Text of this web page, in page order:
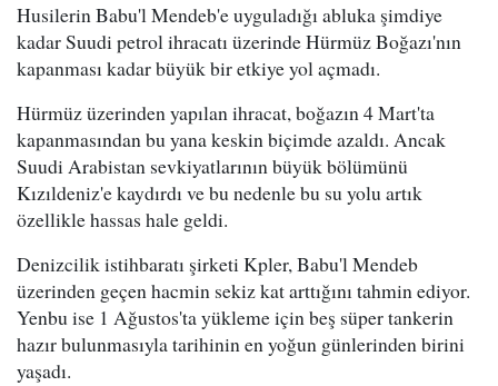
Husilerin Babu'l Mendeb'e uyguladığı abluka şimdiye
kadar Suudi petrol ihracatı üzerinde Hürmüz Boğazı'nın
kapanması kadar büyük bir etkiye yol açmadı.
Hürmüz üzerinden yapılan ihracat, boğazın 4 Mart'ta
kapanmasından bu yana keskin biçimde azaldı. Ancak
Suudi Arabistan sevkiyatlarının büyük bölümünü
Kızıldeniz'e kaydırdı ve bu nedenle bu su yolu artık
özellikle hassas hale geldi.
Denizcilik istihbaratı şirketi Kpler, Babu'l Mendeb
üzerinden geçen hacmin sekiz kat arttığını tahmin ediyor.
Yenbu ise 1 Ağustos'ta yükleme için beş süper tankerin
hazır bulunmasıyla tarihinin en yoğun günlerinden birini
yaşadı.